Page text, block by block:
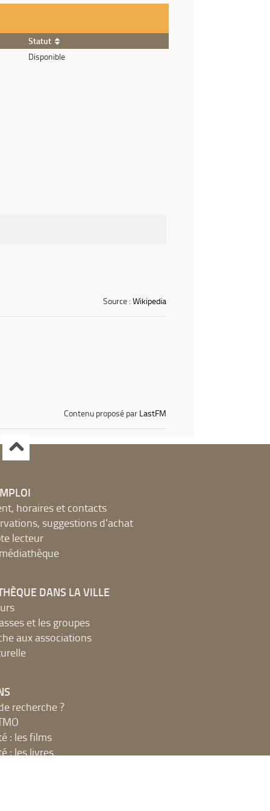
Statut
Disponible
Source : Wikipedia
Contenu proposé par LastFM
horaires et contacts
suggestions d'achat
lecteur
DANS LA VILLE
et les groupes
aux associations
recherche ?
: les films
: les livres